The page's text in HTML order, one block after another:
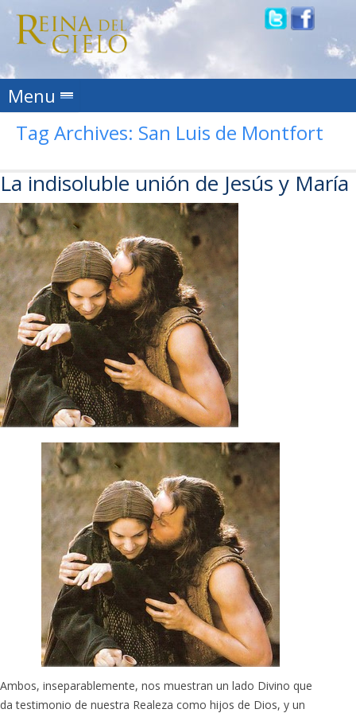
Menu Skip to content
Tag Archives: San Luis de Montfort
La indisoluble unión de Jesús y María
Ambos, inseparablemente, nos muestran un lado Divino que
da testimonio de nuestra Realeza como hijos de Dios, y un